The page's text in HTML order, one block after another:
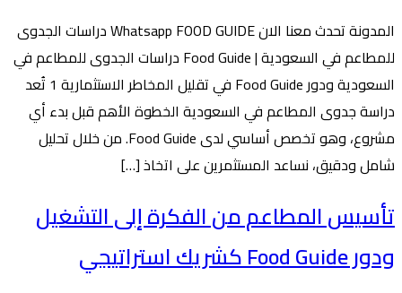
المدونة تحدث معنا الان Whatsapp FOOD GUIDE دراسات الجدوى
للمطاعم في السعودية | Food Guide دراسات الجدوى للمطاعم في
السعودية ودور Food Guide في تقليل المخاطر الاستثمارية 1 تُعد
دراسة جدوى المطاعم في السعودية الخطوة الأهم قبل بدء أي
مشروع، وهو تخصص أساسي لدى Food Guide. من خلال تحليل
شامل ودقيق، نساعد المستثمرين على اتخاذ […]
تأسيس المطاعم من الفكرة إلى التشغيل
ودور Food Guide كشريك استراتيجي